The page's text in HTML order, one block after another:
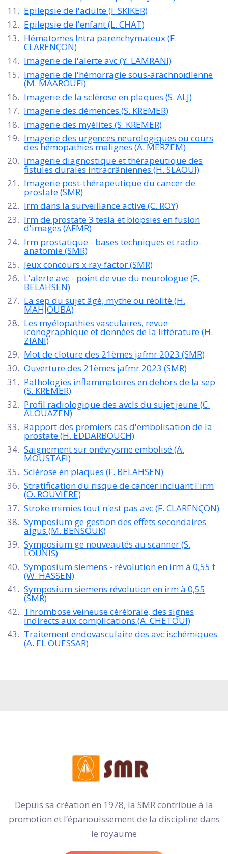
Epilepsie de l'adulte (I. SKIKER)
Epilepsie de l'enfant (L. CHAT)
Hématomes lntra parenchymateux (F.
CLARENÇON)
Imagerie de l'alerte avc (Y. LAMRANI)
Imagerie de l'hémorragie sous-arachnoïdlenne
(M. MAAROUFI)
Imagerie de la sclérose en plaques (S. ALJ)
Imagerie des démences (S. KREMER)
Imagerie des myélites (S. KREMER)
Imagerie des urgences neurologiques ou cours
des hémopathies malignes (A. MERZEM)
Imagerie diagnostique et thérapeutique des
fistules durales intracrâniennes (H. SLAOUI)
Imagerie post-thérapeutique du cancer de
prostate (SMR)
Irm dans la surveillance active (C. ROY)
Irm de prostate 3 tesla et biopsies en fusion
d'images (AFMR)
Irm prostatique - bases techniques et radio-
anatomie (SMR)
Jeux concours x ray factor (SMR)
L'alerte avc - point de vue du neurologue (F.
BELAHSEN)
La sep du sujet âgé, mythe ou réollté (H.
MAHJOUBA)
Les myélopathies vasculaires, revue
iconographique et données de la littérature (H.
ZIANI)
Mot de cloture des 21èmes jafmr 2023 (SMR)
Ouverture des 21èmes jafmr 2023 (SMR)
Pathologies inflammatoires en dehors de la sep
(S. KREMER)
Profil radiologique des avcls du sujet jeune (C.
ALOUAZEN)
Rapport des premiers cas d'embolisation de la
prostate (H. EDDARBOUCH)
Saignement sur onévrysme embolisé (A.
MOUSTAFI)
Sclérose en plaques (F. BELAHSEN)
Stratification du risque de cancer incluant l'irm
(O. ROUVIÈRE)
Stroke mimies tout n'est pas avc (F. CLARENÇON)
Symposium ge gestion des effets secondaires
aigus (M. BENSOUK)
Symposium ge nouveautés au scanner (S.
LOUNIS)
Symposium siemens - révolution en irm à 0,55 t
(W. HASSEN)
Symposium siemens révolution en irm à 0,55
(SMR)
Thrombose veineuse cérébrale, des signes
indirects aux complications (A. CHETOUI)
Traitement endovasculaire des avc ischémiques
(A. EL OUESSAR)
Depuis sa création en 1978, la SMR contribue à la
promotion et l’épanouissement de la discipline dans
le royaume